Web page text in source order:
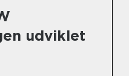
udviklet